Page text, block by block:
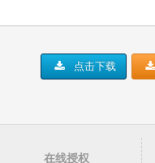
点击下载
在线授权